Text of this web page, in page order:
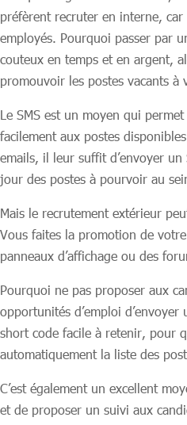
préfèrent recruter en interne,
employés. Pourquoi passer par
couteux en temps et en argent,
promouvoir les postes vacants à
Le SMS est un moyen qui permet
facilement aux postes
emails, il leur suffit d’envoyer un
jour des postes à pourvoir au
Mais le recrutement extérieur
Vous faites la promotion de
panneaux d’affichage ou des
Pourquoi ne pas proposer aux
opportunités d’emploi
short code facile à retenir, pour
automatiquement la liste des
C’est également un excellent
et de proposer un suivi aux